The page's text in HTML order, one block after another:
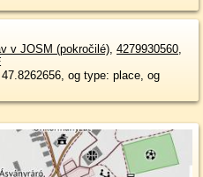
v JOSM (pokročilé), 4279930560,
og type: place, og